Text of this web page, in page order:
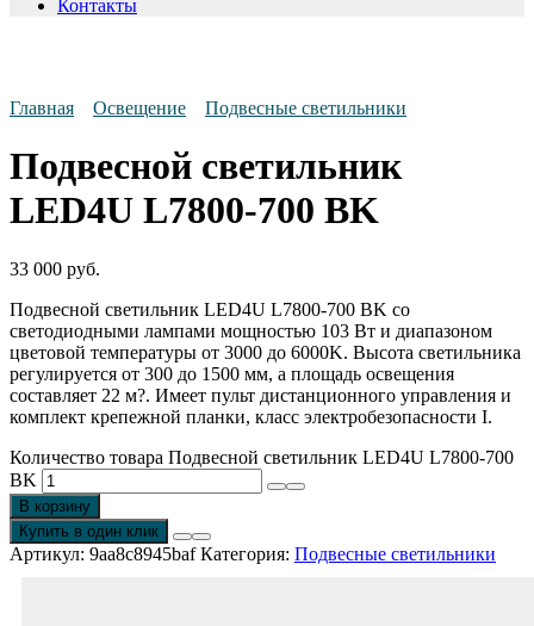
Контакты
Главная Освещение Подвесные светильники
Подвесной светильник
LED4U L7800-700 BK
33 000 руб.
Подвесной светильник LED4U L7800-700 BK со
светодиодными лампами мощностью 103 Вт и диапазоном
цветовой температуры от 3000 до 6000K. Высота светильника
регулируется от 300 до 1500 мм, а площадь освещения
составляет 22 м?. Имеет пульт дистанционного управления и
комплект крепежной планки, класс электробезопасности I.
Количество товара Подвесной светильник LED4U L7800-700
BK
В корзину
Купить в один клик
Артикул: 9aa8c8945baf Категория: Подвесные светильники